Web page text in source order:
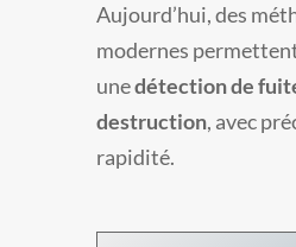
Aujourd’hui, des
modernes
unedétection de
destruction, avec
rapidité.